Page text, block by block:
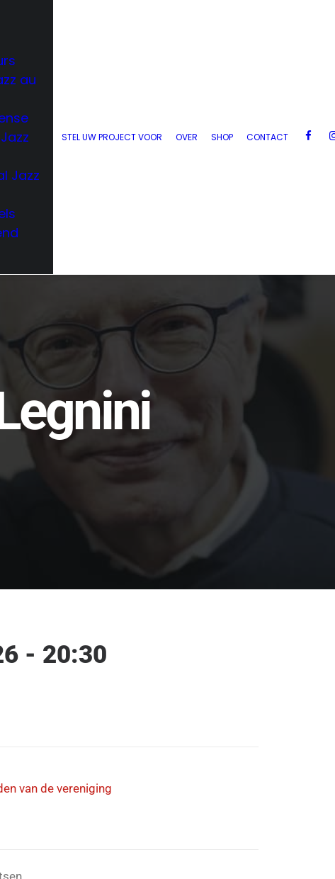
au
Jazz
STEL UW PROJECT VOOR OVER SHOP CONTACT
- 20:30
van de vereniging